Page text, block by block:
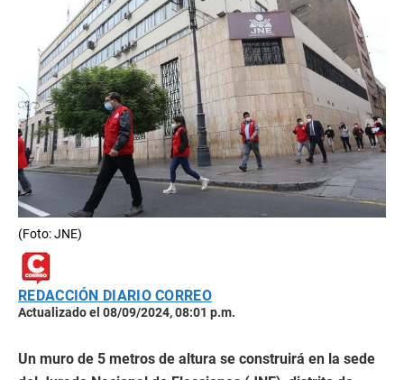
(Foto: JNE)
REDACCIÓN DIARIO CORREO
Actualizado el 08/09/2024, 08:01 p.m.
Un muro de 5 metros de altura se construirá en la sede